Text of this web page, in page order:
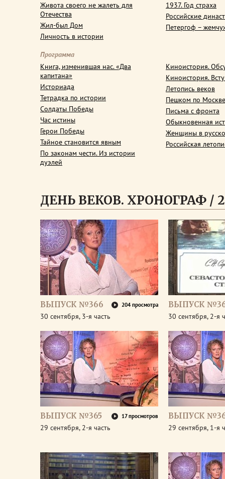
Живота своего не жалеть для
Отечества
Жил-был Дом
Личность в истории
1937. Год страха
Российские
Петергоф –
Программа
Книга, изменившая нас. «Два
капитана»
Историада
Тетрадка по истории
Солдаты Победы
Час истины
Герои Победы
Тайное становится явным
По законам чести. Из истории
дуэлей
Киноистория.
Киноистория.
Летопись веков
Пешком по Москве
Письма с фронта
Обыкновенная
Женщины в
Российская
ДЕНЬ ВЕКОВ. ХРОНОГРАФ /
ВЫПУСК №366 204 просмотра
30 сентября, 3-я часть
ВЫПУСК
30 сентября, 2-я
ВЫПУСК №365 17 просмотров
29 сентября, 2-я часть
ВЫПУСК
29 сентября, 1-я